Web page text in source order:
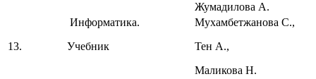
Жумадилова А.
13.
Информатика.
Учебник
Мухамбетжанова С.,
Тен А.,
Маликова Н.